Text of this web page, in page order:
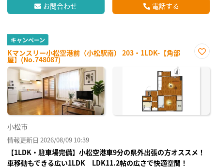
お問合わせ 電話する
キャンペーン
Kマンスリー小松空港前（小松駅南） 203・1LDK-【角部
屋】(No.748087)
に入
小松市
情報更新日 2026/08/09 10:39
【1LDK・駐車場完備】小松空港車9分の県外出張の方オススメ！
車移動もできる広い1LDK LDK11.2帖の広さで快適空間！